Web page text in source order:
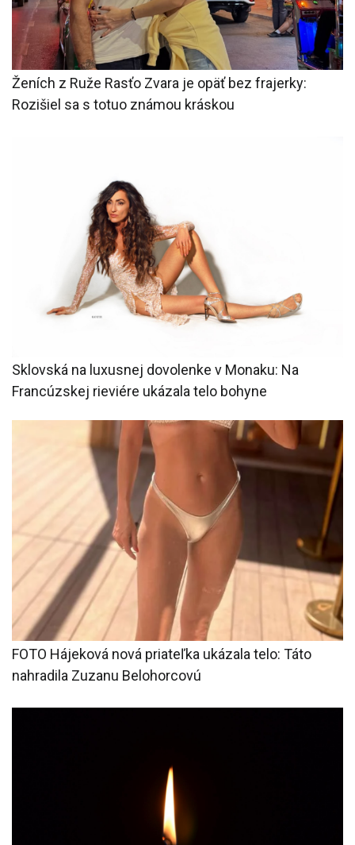
Ženích z Ruže Rasťo Zvara je opäť bez frajerky:
Rozišiel sa s totuo známou kráskou
Sklovská na luxusnej dovolenke v Monaku: Na
Francúzskej rieviére ukázala telo bohyne
FOTO Hájeková nová priateľka ukázala telo: Táto
nahradila Zuzanu Belohorcovú